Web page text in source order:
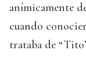
anímicamente
cuando
trataba de